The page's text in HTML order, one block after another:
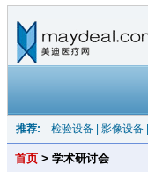
推荐: 检验设备 影像设备
首页 > 学术研讨会